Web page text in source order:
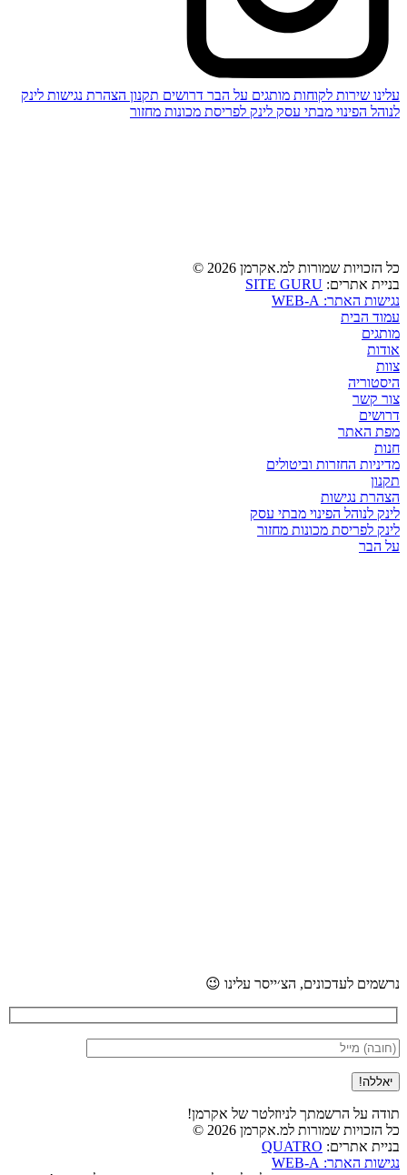
עלינו שירות לקוחות מותגים על הבר דרושים תקנון הצהרת נגישות לינק
לנוהל הפינוי מבתי עסק לינק לפריסת מכונות מחזור
כל הזכויות שמורות למ.אקרמן 2026 ©
בניית אתרים: SITE GURU
נגישות האתר: WEB-A
עמוד הבית
מותגים
אודות
צוות
היסטוריה
צור קשר
דרושים
מפת האתר
חנות
מדיניות החזרות וביטולים
תקנון
הצהרת נגישות
לינק לנוהל הפינוי מבתי עסק
לינק לפריסת מכונות מחזור
על הבר
נרשמים לעדכונים, הצ׳ייסר עלינו 😉
תודה על הרשמתך לניוזלטר של אקרמן!
כל הזכויות שמורות למ.אקרמן 2026 ©
בניית אתרים: QUATRO
נגישות האתר: WEB-A